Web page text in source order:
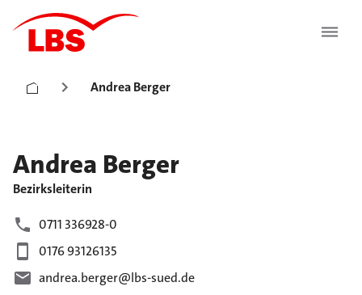
Andrea Berger
Andrea Berger
Bezirksleiterin
0711 336928-0
0176 93126135
andrea.berger@lbs-sued.de